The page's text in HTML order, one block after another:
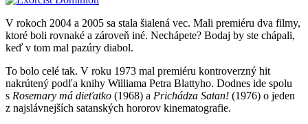
V rokoch 2004 a 2005 sa stala šialená vec. Mali premiéru dva filmy,
ktoré boli rovnaké a zároveň iné. Nechápete? Bodaj by ste chápali,
keď v tom mal pazúry diabol.
To bolo celé tak. V roku 1973 mal premiéru kontroverzný hit
nakrútený podľa knihy Williama Petra Blattyho. Dodnes ide spolu
s Rosemary má dieťatko (1968) a Prichádza Satan! (1976) o jeden
z najslávnejších satanských hororov kinematografie.